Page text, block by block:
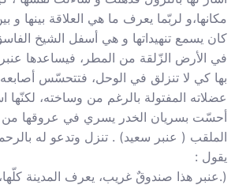
مكانها،و لربّما يعرف ما هي العلاقة بينها و
كان يسمع تنهيداتها و هي أسفل الشيخ
في الأرض الزّلقة من المطر، فيساعدها
بها كي لا تنزلق في الوحل، فتتحسّس
عضلاته المفتولة بالرغم من وساخته، لكنّها
أحسّت بسريان الخدر يسري في عروقها من
الملقب ( عنبر سعيد) . تنزل وتدعو له
يقول :
(.عنبر هذا صندوقٌ غريب، يعرف المدينة